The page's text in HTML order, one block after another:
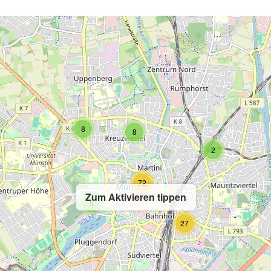
Zum Aktivieren tippen
2
8 8
27
5
72